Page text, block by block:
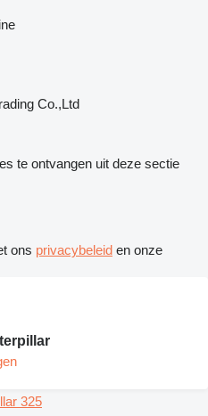
Co.,Ltd
te ontvangen uit deze sectie
ons privacybeleid en onze
325